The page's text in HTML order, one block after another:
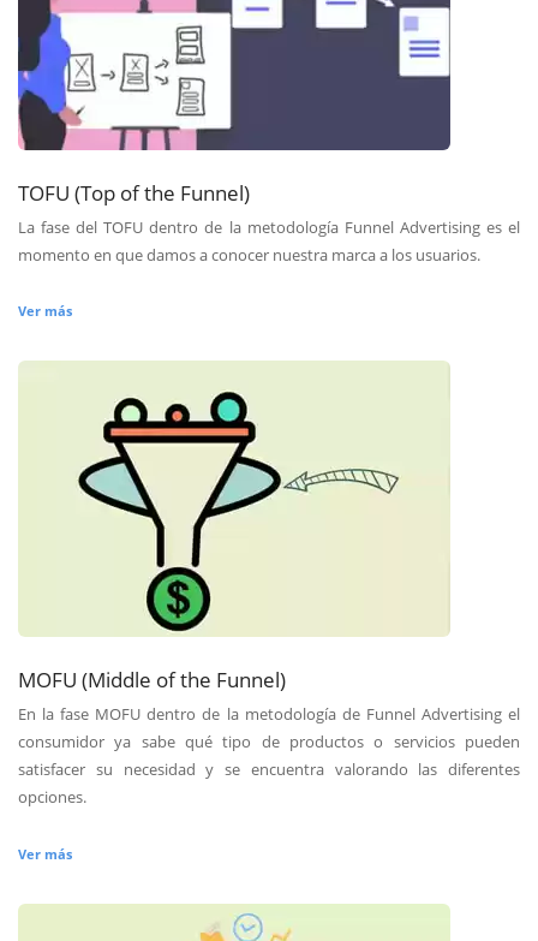
TOFU (Top of the Funnel)
La fase del TOFU dentro de la metodología Funnel Advertising es el
momento en que damos a conocer nuestra marca a los usuarios.
Ver más
MOFU (Middle of the Funnel)
En la fase MOFU dentro de la metodología de Funnel Advertising el
consumidor ya sabe qué tipo de productos o servicios pueden
satisfacer su necesidad y se encuentra valorando las diferentes
opciones.
Ver más